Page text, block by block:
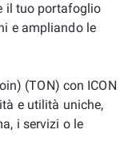
il tuo portafoglio
e ampliando le
(TON) con ICON
e utilità uniche,
i servizi o le